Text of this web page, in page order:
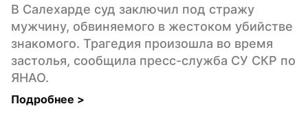
В Салехарде суд заключил под стражу
мужчину, обвиняемого в жестоком убийстве
знакомого. Трагедия произошла во время
застолья, сообщила пресс-служба СУ СКР по
ЯНАО.
Подробнее >